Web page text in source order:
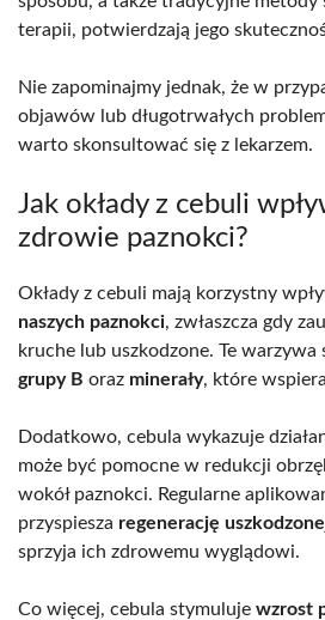
terapii, potwierdzają jego
Nie zapominajmy jednak, że w
objawów lub długotrwałych
warto skonsultować się z lekarzem.
Jak okłady z cebuli
zdrowie paznokci?
Okłady z cebuli mają korzystny
naszych paznokci, zwłaszcza gdy
kruche lub uszkodzone. Te warzywa
grupy B oraz minerały, które
Dodatkowo, cebula wykazuje
może być pomocne w redukcji
wokół paznokci. Regularne
przyspiesza regenerację
sprzyja ich zdrowemu wyglądowi.
Co więcej, cebula stymuluje wzrost